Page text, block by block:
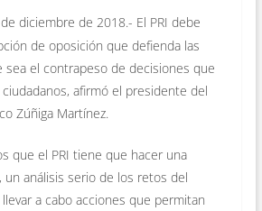
diciembre de 2018.- El PRI debe
de oposición que defienda las
sea el contrapeso de decisiones que
afirmó el presidente del
Zúñiga Martínez.
que el PRI tiene que hacer una
un análisis serio de los retos del
a cabo acciones que permitan